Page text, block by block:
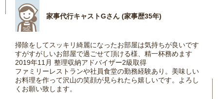
家事代行キャストGさん (家事歴35年)
掃除をしてスッキリ綺麗になったお部屋は気持ちが良いです
すがすがしいお部屋で過ごせて頂ける様、精一杯務めます
2019年11月 整理収納アドバイザー2級取得
ファミリーレストランや社員食堂の勤務経験あり。美味しい
お料理を作って沢山の笑顔が見られたら嬉しいです。よろし
くお願い致します。